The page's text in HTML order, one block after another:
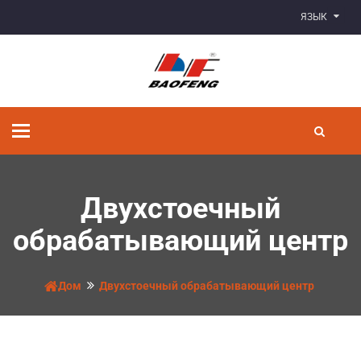
ЯЗЫК
Переключить
Двухстоечный
обрабатывающий центр
Дом Двухстоечный обрабатывающий центр